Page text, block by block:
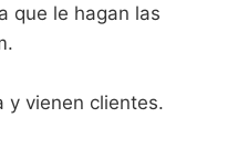
que le hagan las
y vienen clientes.